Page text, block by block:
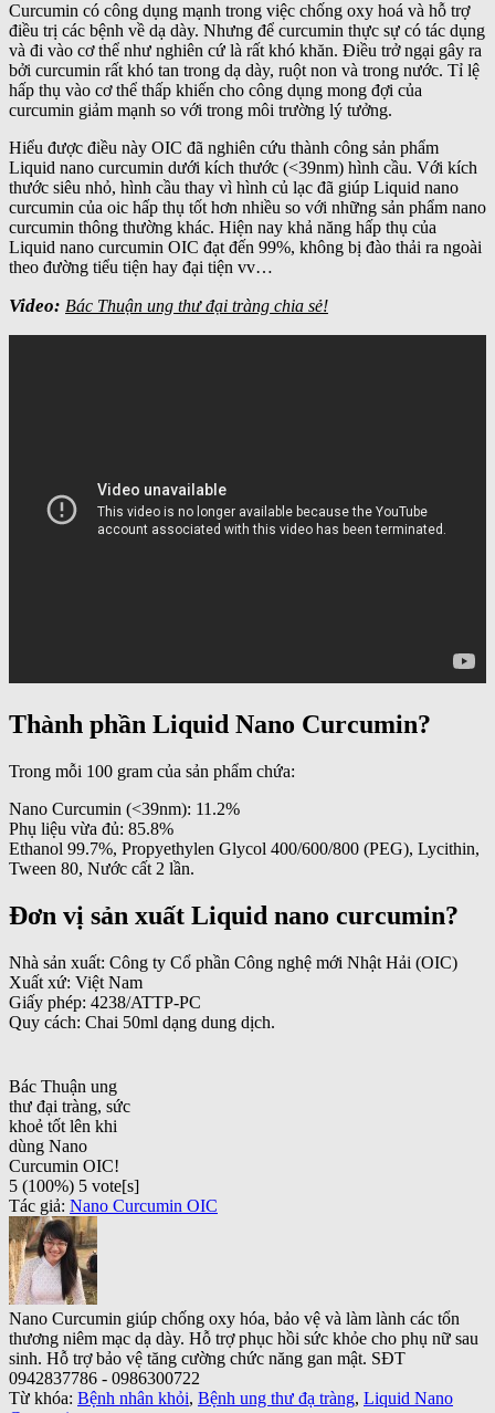
Curcumin có công dụng mạnh trong việc chống oxy hoá và hỗ trợ
điều trị các bệnh về dạ dày. Nhưng để curcumin thực sự có tác dụng
và đi vào cơ thể như nghiên cứ là rất khó khăn. Điều trở ngại gây ra
bởi curcumin rất khó tan trong dạ dày, ruột non và trong nước. Tỉ lệ
hấp thụ vào cơ thể thấp khiến cho công dụng mong đợi của
curcumin giảm mạnh so với trong môi trường lý tưởng.
Hiểu được điều này OIC đã nghiên cứu thành công sản phẩm
Liquid nano curcumin dưới kích thước (<39nm) hình cầu. Với kích
thước siêu nhỏ, hình cầu thay vì hình củ lạc đã giúp Liquid nano
curcumin của oic hấp thụ tốt hơn nhiều so với những sản phẩm nano
curcumin thông thường khác. Hiện nay khả năng hấp thụ của
Liquid nano curcumin OIC đạt đến 99%, không bị đào thải ra ngoài
theo đường tiểu tiện hay đại tiện vv…
Video: Bác Thuận ung thư đại tràng chia sẻ!
Thành phần Liquid Nano Curcumin?
Trong mỗi 100 gram của sản phẩm chứa:
Nano Curcumin (<39nm): 11.2%
Phụ liệu vừa đủ: 85.8%
Ethanol 99.7%, Propyethylen Glycol 400/600/800 (PEG), Lycithin,
Tween 80, Nước cất 2 lần.
Đơn vị sản xuất Liquid nano curcumin?
Nhà sản xuất: Công ty Cổ phần Công nghệ mới Nhật Hải (OIC)
Xuất xứ: Việt Nam
Giấy phép: 4238/ATTP-PC
Quy cách: Chai 50ml dạng dung dịch.
Bác Thuận ung
thư đại tràng, sức
khoẻ tốt lên khi
dùng Nano
Curcumin OIC!
5 (100%) 5 vote[s]
Tác giả: Nano Curcumin OIC
Nano Curcumin giúp chống oxy hóa, bảo vệ và làm lành các tổn
thương niêm mạc dạ dày. Hỗ trợ phục hồi sức khỏe cho phụ nữ sau
sinh. Hỗ trợ bảo vệ tăng cường chức năng gan mật. SĐT
0942837786 - 0986300722
Từ khóa: Bệnh nhân khỏi, Bệnh ung thư đạ tràng, Liquid Nano